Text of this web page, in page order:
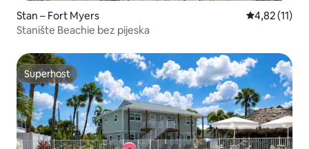
Stan – Fort Myers Prosječna
4,82 (11)
Stanište Beachie bez pijeska
Superhost
Superhost